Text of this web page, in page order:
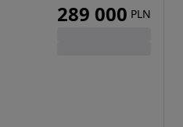
289 000 PLN